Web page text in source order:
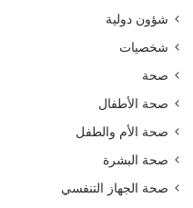
شؤون دولية
شخصيات
صحة
صحة الأطفال
صحة الأم والطفل
صحة البشرة
صحة الجهاز التنفسي